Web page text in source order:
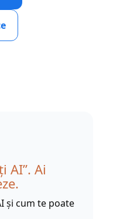
AI”. Ai
și cum te poate